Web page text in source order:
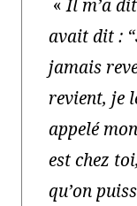
«Il m’a
avait dit :
jamais
revient, je
appelé
est chez
qu’on